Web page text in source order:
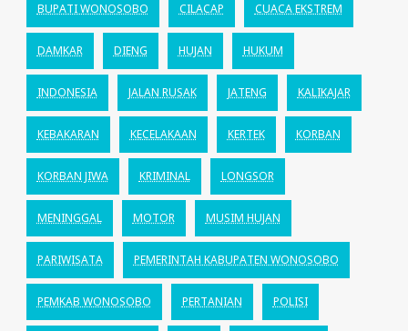
BUPATI WONOSOBO CILACAP CUACA EKSTREM
DAMKAR DIENG HUJAN HUKUM
INDONESIA JALAN RUSAK JATENG KALIKAJAR
KEBAKARAN KECELAKAAN KERTEK KORBAN
KORBAN JIWA KRIMINAL LONGSOR
MENINGGAL MOTOR MUSIM HUJAN
PARIWISATA PEMERINTAH KABUPATEN WONOSOBO
PEMKAB WONOSOBO PERTANIAN POLISI